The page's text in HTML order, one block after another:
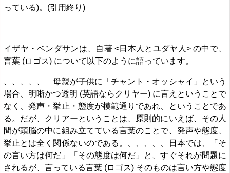
っている)。(引用終り)
イザヤ・ベンダサンは、自著 <日本人とユダヤ人> の中で、
言葉 (ロゴス) について以下のように語っています。
、、、、、 母親が子供に「チャント・オッシャイ」という
場合、明晰かつ透明 (英語ならクリヤー) に言えということで
なく、発声・挙止・態度が模範通りであれ、ということであ
る。だが、クリアーということは、原則的にいえば、その人
間が頭脳の中に組み立てている言葉のことで、発声や態度、
挙止とは全く関係ないのである。、、、、、日本では、「そ
の言い方は何だ」「その態度は何だ」と、すぐそれが問題に
されるが、言っている言葉 (ロゴス) そのものは言い方や態度